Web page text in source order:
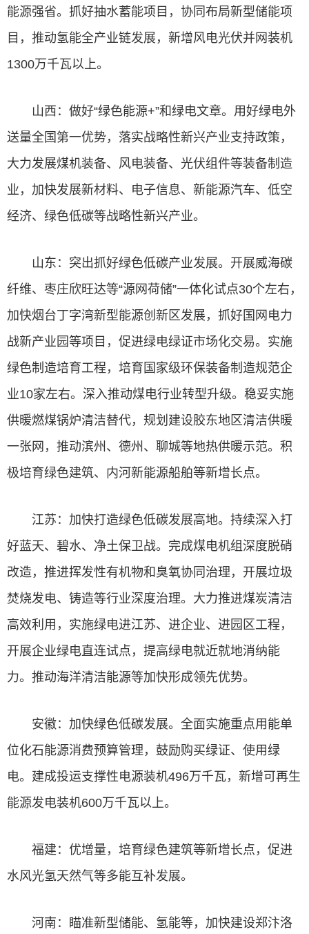
能源强省。抓好抽水蓄能项目，协同布局新型储能项
目，推动氢能全产业链发展，新增风电光伏并网装机
1300万千瓦以上。
山西：做好“绿色能源+”和绿电文章。用好绿电外
送量全国第一优势，落实战略性新兴产业支持政策，
大力发展煤机装备、风电装备、光伏组件等装备制造
业，加快发展新材料、电子信息、新能源汽车、低空
经济、绿色低碳等战略性新兴产业。
山东：突出抓好绿色低碳产业发展。开展威海碳
纤维、枣庄欣旺达等“源网荷储”一体化试点30个左右，
加快烟台丁字湾新型能源创新区发展，抓好国网电力
战新产业园等项目，促进绿电绿证市场化交易。实施
绿色制造培育工程，培育国家级环保装备制造规范企
业10家左右。深入推动煤电行业转型升级。稳妥实施
供暖燃煤锅炉清洁替代，规划建设胶东地区清洁供暖
一张网，推动滨州、德州、聊城等地热供暖示范。积
极培育绿色建筑、内河新能源船舶等新增长点。
江苏：加快打造绿色低碳发展高地。持续深入打
好蓝天、碧水、净土保卫战。完成煤电机组深度脱硝
改造，推进挥发性有机物和臭氧协同治理，开展垃圾
焚烧发电、铸造等行业深度治理。大力推进煤炭清洁
高效利用，实施绿电进江苏、进企业、进园区工程，
开展企业绿电直连试点，提高绿电就近就地消纳能
力。推动海洋清洁能源等加快形成领先优势。
安徽：加快绿色低碳发展。全面实施重点用能单
位化石能源消费预算管理，鼓励购买绿证、使用绿
电。建成投运支撑性电源装机496万千瓦，新增可再生
能源发电装机600万千瓦以上。
福建：优增量，培育绿色建筑等新增长点，促进
水风光氢天然气等多能互补发展。
河南：瞄准新型储能、氢能等，加快建设郑汴洛